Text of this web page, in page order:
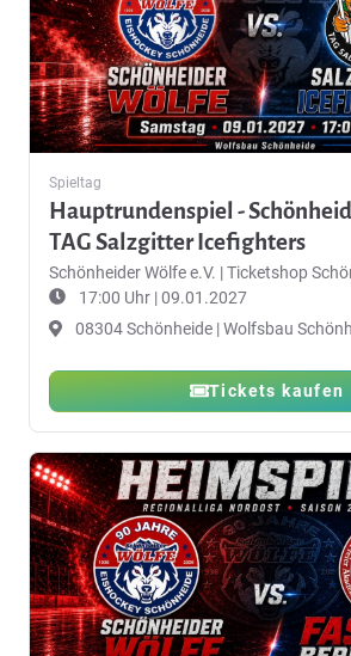
Spieltag
Hauptrundenspiel -
TAG Salzgitter Icefighters
Schönheider Wölfe e.V. |Ticketshop
17:00 Uhr | 09.01.2027
08304 Schönheide | Wolfsbau
Tickets kaufen